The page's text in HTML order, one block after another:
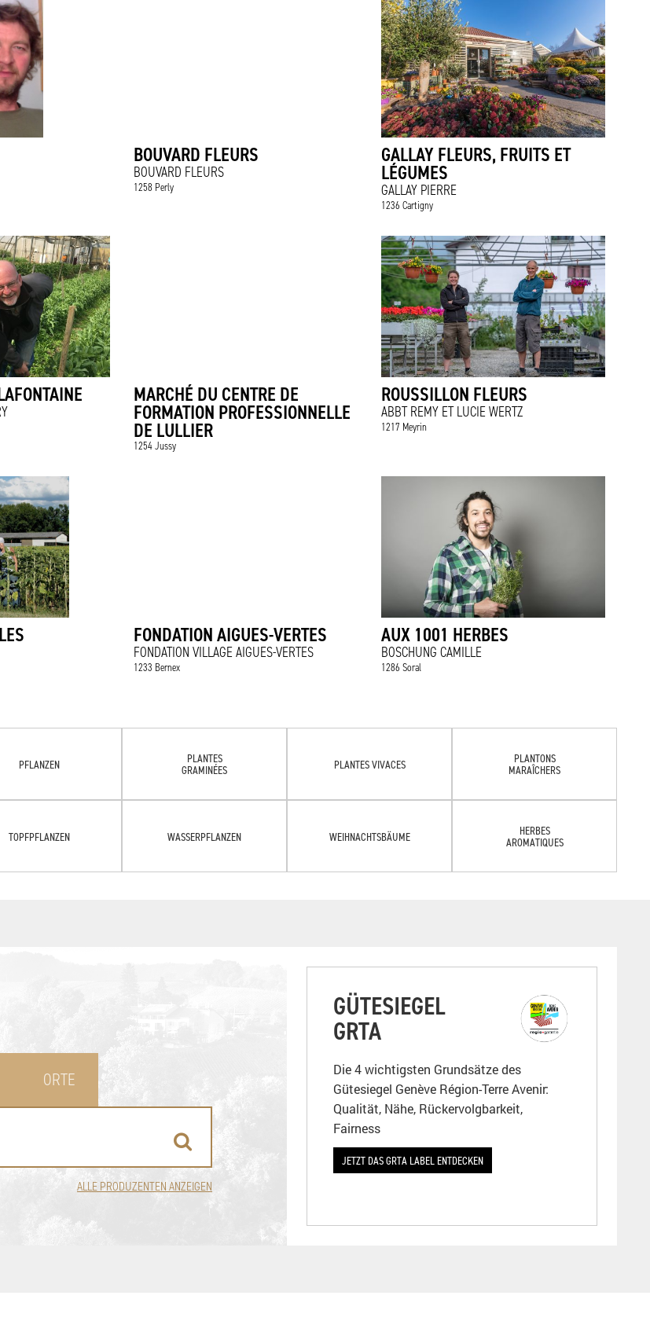
BOUVARD FLEURS
BOUVARD FLEURS
1258 Perly
GALLAY FLEURS, FRUITS ET
LÉGUMES
GALLAY PIERRE
1236 Cartigny
MARCHÉ DU CENTRE DE
FORMATION PROFESSIONNELLE
DE LULLIER
1254 Jussy
ROUSSILLON FLEURS
ABBT REMY ET LUCIE WERTZ
1217 Meyrin
FONDATION AIGUES-VERTES
FONDATION VILLAGE AIGUES-VERTES
1233 Bernex
AUX 1001 HERBES
BOSCHUNG CAMILLE
1286 Soral
PFLANZEN
PLANTES
GRAMINÉES
PLANTES VIVACES
PLANTONS
MARAÎCHERS
TOPFPFLANZEN WASSERPFLANZEN WEIHNACHTSBÄUME
HERBES
AROMATIQUES
ORTE
ALLE PRODUZENTEN ANZEIGEN
GÜTESIEGEL
GRTA
Die 4 wichtigsten Grundsätze des
Gütesiegel Genève Région-Terre Avenir:
Qualität, Nähe, Rückervolgbarkeit,
Fairness
JETZT DAS GRTA LABEL ENTDECKEN